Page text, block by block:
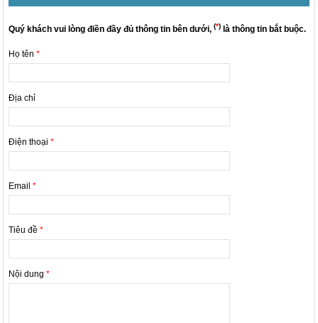
Quý khách vui lòng điền đầy đủ thông tin bên dưới,(*) là thông tin bắt buộc.
Họ tên*
Địa chỉ
Điện thoại*
Email*
Tiêu đề*
Nội dung*